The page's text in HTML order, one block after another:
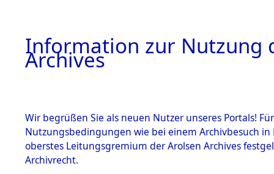
Information zur Nutzung
Archives
Wir begrüßen Sie als neuen Nutzer unseres Portals!
Nutzungsbedingungen wie bei einem Archivbesuch
oberstes Leitungsgremium der Arolsen Archives
Archivrecht.